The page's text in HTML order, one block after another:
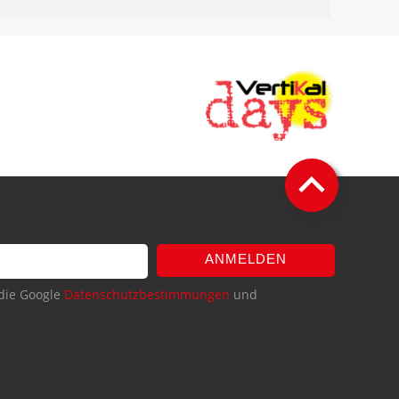
ANMELDEN
Google Datenschutzbestimmungen und